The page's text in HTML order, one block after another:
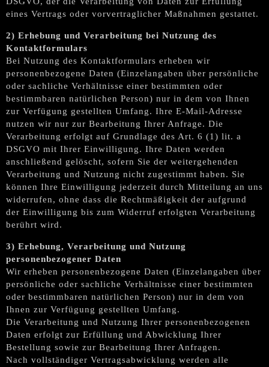
eines Vertrags oder vorvertraglicher Maßnahmen gestattet.
2) Erhebung und Verarbeitung bei Nutzung des
Kontaktformulars
Bei Nutzung des Kontaktformulars erheben wir
personenbezogene Daten (Einzelangaben über persönliche
oder sachliche Verhältnisse einer bestimmten oder
bestimmbaren natürlichen Person) nur in dem von Ihnen
zur Verfügung gestellten Umfang. Ihre E-Mail-Adresse
nutzen wir nur zur Bearbeitung Ihrer Anfrage. Die
Verarbeitung erfolgt auf Grundlage des Art. 6 (1) lit. a
DSGVO mit Ihrer Einwilligung. Ihre Daten werden
anschließend gelöscht, sofern Sie der weitergehenden
Verarbeitung und Nutzung nicht zugestimmt haben. Sie
können Ihre Einwilligung jederzeit durch Mitteilung an uns
widerrufen, ohne dass die Rechtmäßigkeit der aufgrund
der Einwilligung bis zum Widerruf erfolgten Verarbeitung
berührt wird.
3) Erhebung, Verarbeitung und Nutzung
personenbezogener Daten
Wir erheben personenbezogene Daten (Einzelangaben über
persönliche oder sachliche Verhältnisse einer bestimmten
oder bestimmbaren natürlichen Person) nur in dem von
Ihnen zur Verfügung gestellten Umfang.
Die Verarbeitung und Nutzung Ihrer personenbezogenen
Daten erfolgt zur Erfüllung und Abwicklung Ihrer
Bestellung sowie zur Bearbeitung Ihrer Anfragen.
Nach vollständiger Vertragsabwicklung werden alle